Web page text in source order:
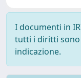
I documenti in
tutti i diritti sono
indicazione.